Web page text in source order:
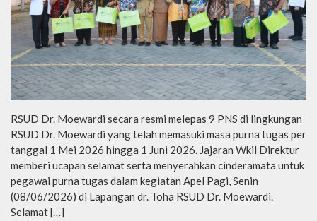
RSUD Dr. Moewardi secara resmi melepas 9 PNS di lingkungan
RSUD Dr. Moewardi yang telah memasuki masa purna tugas per
tanggal 1 Mei 2026 hingga 1 Juni 2026. Jajaran Wkil Direktur
memberi ucapan selamat serta menyerahkan cinderamata untuk
pegawai purna tugas dalam kegiatan Apel Pagi, Senin
(08/06/2026) di Lapangan dr. Toha RSUD Dr. Moewardi.
Selamat […]